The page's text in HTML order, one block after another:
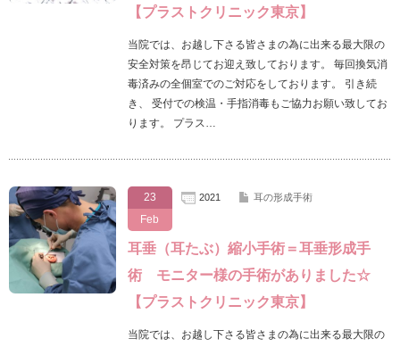
【プラストクリニック東京】
当院では、お越し下さる皆さまの為に出来る最大限の
安全対策を昂じてお迎え致しております。 毎回換気消
毒済みの全個室でのご対応をしております。 引き続
き、 受付での検温・手指消毒もご協力お願い致してお
ります。 プラス…
23
Feb
2021 耳の形成手術
耳垂（耳たぶ）縮小手術＝耳垂形成手
術 モニター様の手術がありました☆
【プラストクリニック東京】
当院では、お越し下さる皆さまの為に出来る最大限の